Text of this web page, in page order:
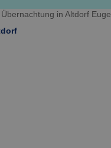
in Altdorf